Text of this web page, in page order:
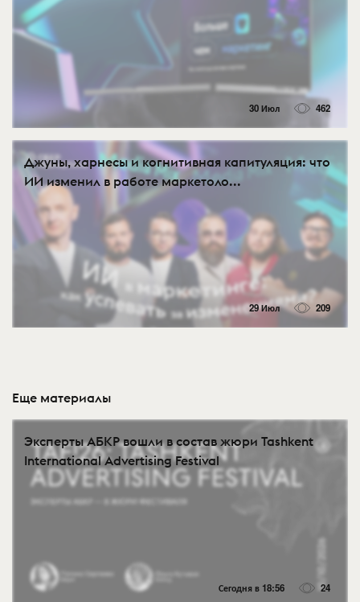
30 Июл 462
Джуны, харнесы и когнитивная капитуляция: что
ИИ изменил в работе маркетоло...
29 Июл 209
Еще материалы
Эксперты АБКР вошли в состав жюри Tashkent
International Advertising Festival
Сегодня в 18:56 24